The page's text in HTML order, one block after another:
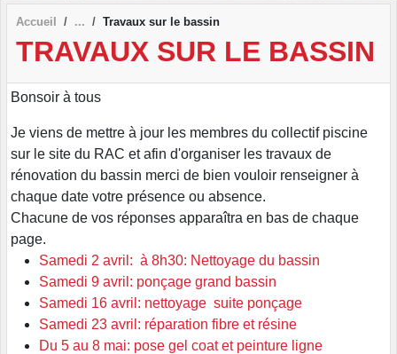
Accueil Travaux sur le bassin
TRAVAUX SUR LE BASSIN
Bonsoir à tous
Je viens de mettre à jour les membres du collectif piscine
sur le site du RAC et afin d'organiser les travaux de
rénovation du bassin merci de bien vouloir renseigner à
chaque date votre présence ou absence.
Chacune de vos réponses apparaîtra en bas de chaque
page.
Samedi 2 avril: à 8h30: Nettoyage du bassin
Samedi 9 avril: ponçage grand bassin
Samedi 16 avril: nettoyage suite ponçage
Samedi 23 avril: réparation fibre et résine
Du 5 au 8 mai: pose gel coat et peinture ligne